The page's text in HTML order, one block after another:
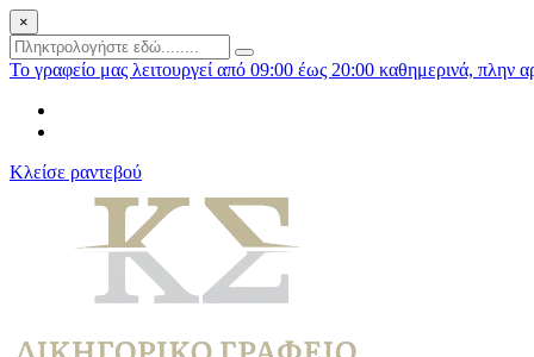
×
Το γραφείο μας λειτουργεί από 09:00 έως 20:00 καθημερινά, πλην
Κλείσε ραντεβού